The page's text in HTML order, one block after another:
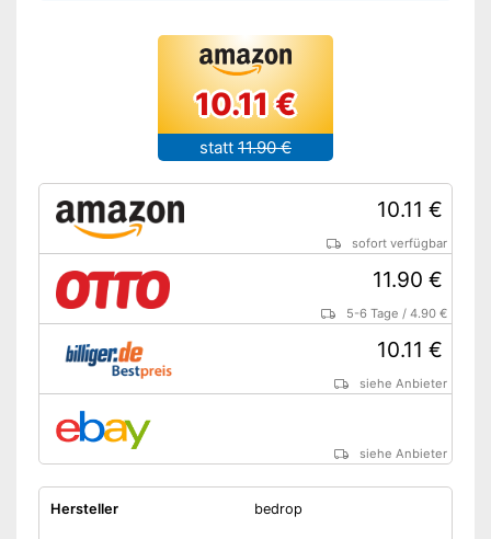
10.11 €
statt 11.90 €
10.11 €
sofort verfügbar
11.90 €
5-6 Tage /4.90 €
10.11 €
siehe Anbieter
siehe Anbieter
Hersteller bedrop